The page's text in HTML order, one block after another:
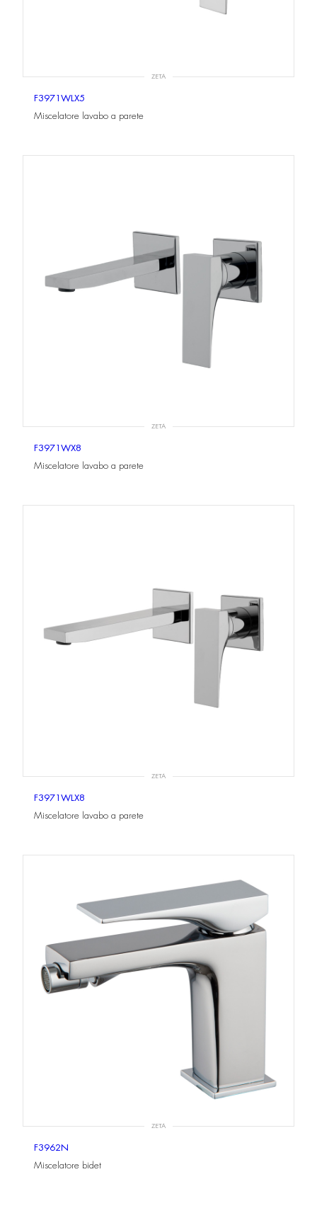
ZETA
F3971WLX5
Miscelatore lavabo a parete
ZETA
F3971WX8
Miscelatore lavabo a parete
ZETA
F3971WLX8
Miscelatore lavabo a parete
ZETA
F3962N
Miscelatore bidet